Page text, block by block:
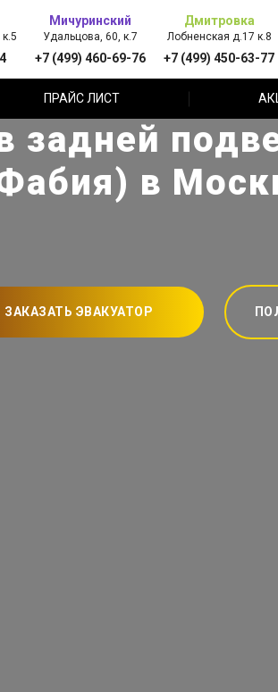
Мичуринский
Удальцова, 60, к.7
+7 (499) 460-69-76
Дмитровка
Лобненская д.17 к.8
+7 (499) 450-63-77
ПРАЙС ЛИСТ
задней
в
ЗАКАЗАТЬ ЭВАКУАТОР